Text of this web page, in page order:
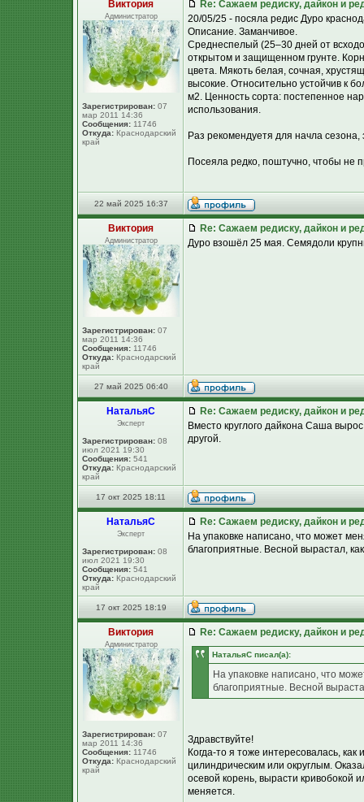
Виктория
Администратор
Зарегистрирован: 07
мар 2011 14:36
Сообщения: 11746
Откуда: Краснодарский
край
Re: Сажаем редиску, дайкон и
20/05/25 - посяла редис Дуро
Описание. Заманчивое.
Среднеспелый (25–30 дней от
открытом и защищенном грунте.
цвета. Мякоть белая, сочная,
высокие. Относительно устойчив к
м2. Ценность сорта: постепенное
использования.
Раз рекомендуетя для начла сезона,
Посеяла редко, поштучно, чтобы не
22 май 2025 16:37
Виктория
Администратор
Зарегистрирован: 07
мар 2011 14:36
Сообщения: 11746
Откуда: Краснодарский
край
Re: Сажаем редиску, дайкон и
Дуро взошёл 25 мая. Семядоли
27 май 2025 06:40
НатальяС
Эксперт
Зарегистрирован: 08
июл 2021 19:30
Сообщения: 541
Откуда: Краснодарский
край
Re: Сажаем редиску, дайкон и
Вместо круглого дайкона Саша
другой.
17 окт 2025 18:11
НатальяС
Эксперт
Зарегистрирован: 08
июл 2021 19:30
Сообщения: 541
Откуда: Краснодарский
край
Re: Сажаем редиску, дайкон и
На упаковке написано, что может
благоприятные. Весной вырастал,
17 окт 2025 18:19
Виктория
Администратор
Зарегистрирован: 07
мар 2011 14:36
Сообщения: 11746
Откуда: Краснодарский
край
Re: Сажаем редиску, дайкон и
НатальяС писал(а):
На упаковке написано, что
благоприятные. Весной
Здравствуйте!
Когда-то я тоже интересовалась,
цилиндрическим или округлым.
осевой корень, вырасти кривобокой
меняется.